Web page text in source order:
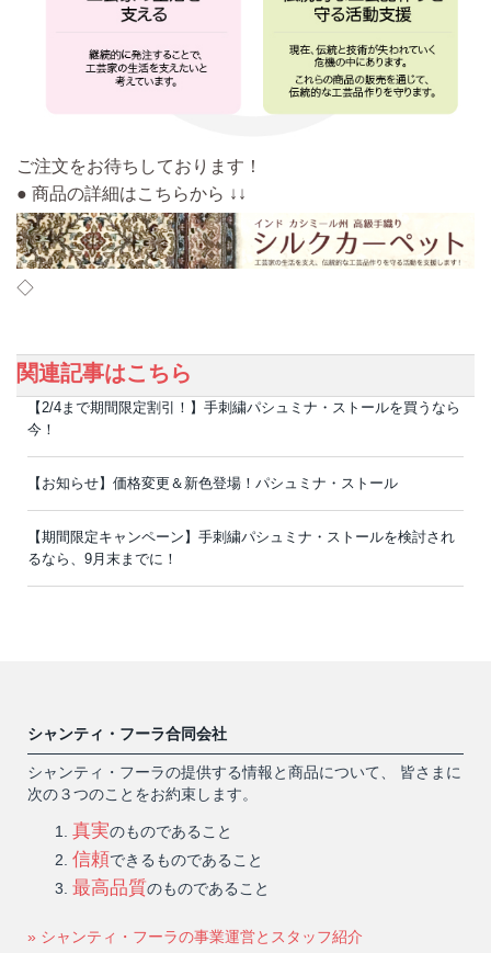
ご注文をお待ちしております！
● 商品の詳細はこちらから ↓↓
◇
関連記事はこちら
【2/4まで期間限定割引！】手刺繍パシュミナ・ストールを買うなら
今！
【お知らせ】価格変更＆新色登場！パシュミナ・ストール
【期間限定キャンペーン】手刺繍パシュミナ・ストールを検討され
るなら、9月末までに！
シャンティ・フーラ合同会社
シャンティ・フーラの提供する情報と商品について、 皆さまに
次の３つのことをお約束します。
真実のものであること
信頼できるものであること
最高品質のものであること
» シャンティ・フーラの事業運営とスタッフ紹介